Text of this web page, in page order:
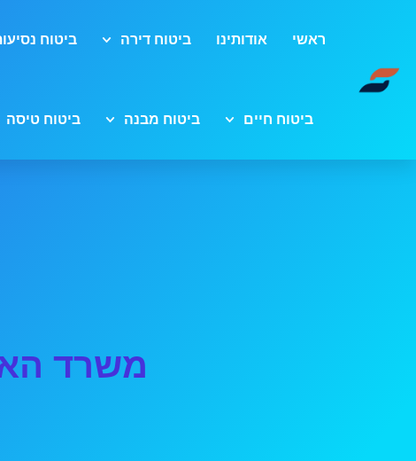
ראשי אודותינו ביטוח דירה ביטוח
ביטוח חיים ביטוח מבנה ביטוח טיסה
משרד